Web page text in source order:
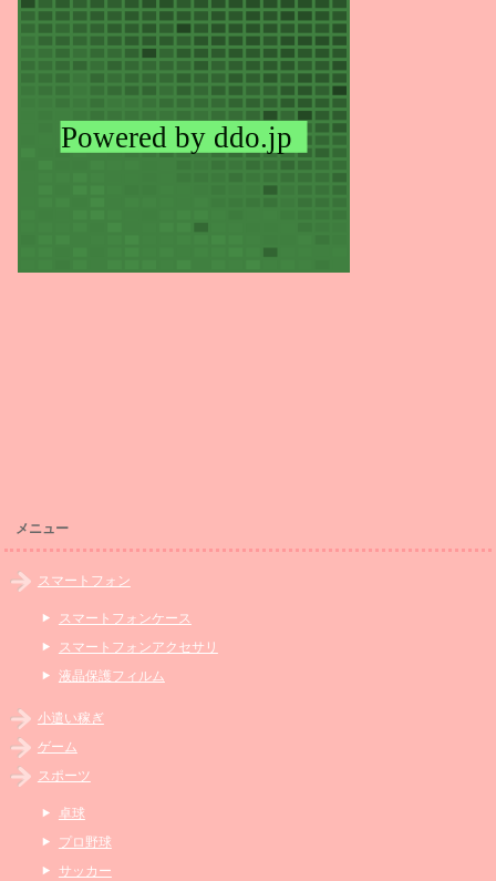
メニュー
スマートフォン
スマートフォンケース
スマートフォンアクセサリ
液晶保護フィルム
小遣い稼ぎ
ゲーム
スポーツ
卓球
プロ野球
サッカー